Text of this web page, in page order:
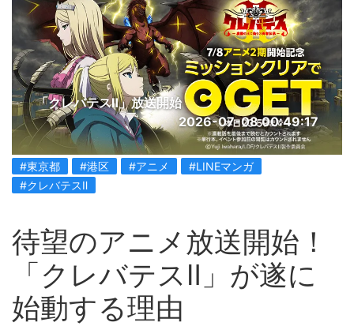
「クレバテスⅡ」放送開始
2026-07-08 00:49:17
#東京都 #港区 #アニメ
#LINEマンガ
#クレバテスⅡ
待望のアニメ放送開始！
「クレバテスⅡ」が遂に
始動する理由